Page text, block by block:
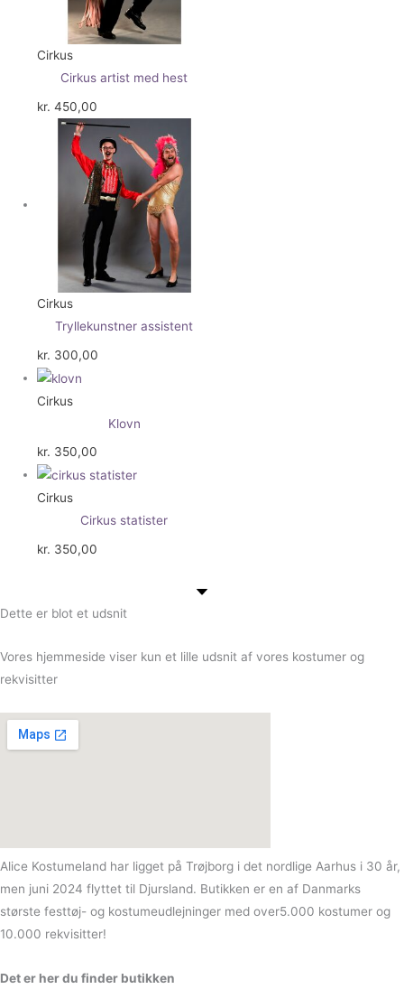
Cirkus
Cirkus artist med hest
kr. 450,00
Cirkus
Tryllekunstner assistent
kr. 300,00
Cirkus
Klovn
kr. 350,00
Cirkus
Cirkus statister
kr. 350,00
Dette er blot et udsnit
Vores hjemmeside viser kun et lille udsnit af vores kostumer og
rekvisitter
Alice Kostumeland har ligget på Trøjborg i det nordlige Aarhus i 30 år,
men juni 2024 flyttet til Djursland. Butikken er en af Danmarks
største festtøj- og kostumeudlejninger med over5.000 kostumer og
10.000 rekvisitter!
Det er her du finder butikken